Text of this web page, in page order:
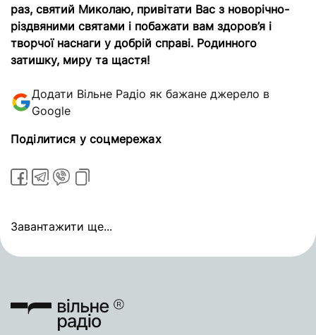
раз, святий Миколаю, привітати Вас з новорічно-
різдвяними святами і побажати вам здоров’я і
творчої наснаги у добрій справі. Родинного
затишку, миру та щастя!
Додати Вільне Радіо як бажане джерело в
Google
Поділитися у соцмережах
Завантажити ще...